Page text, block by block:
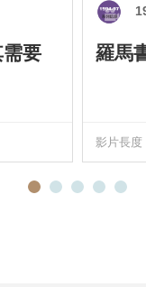
要
羅馬
影片長度